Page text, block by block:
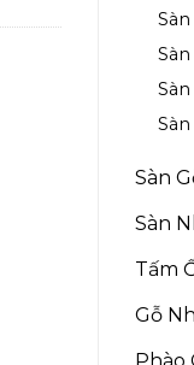
Sàn
Sàn
Tấm
Gỗ